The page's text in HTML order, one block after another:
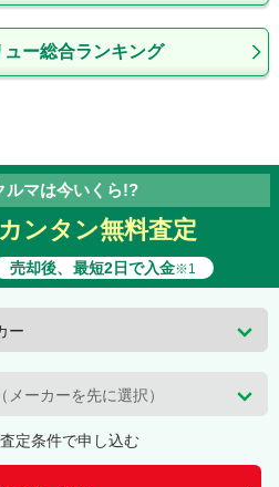
ュー総合ランキング
ルマは今いくら!?
カンタン無料査定
売却後、最短2日で入金※1
査定条件で申し込む